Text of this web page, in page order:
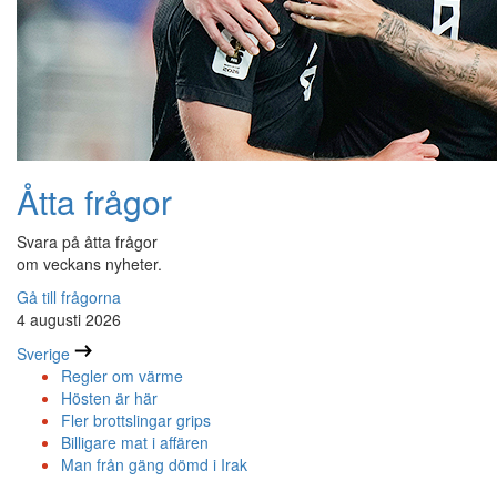
Åtta frågor
Svara på åtta frågor
om veckans nyheter.
Gå till frågorna
4 augusti 2026
Sverige
Regler om värme
Hösten är här
Fler brottslingar grips
Billigare mat i affären
Man från gäng dömd i Irak